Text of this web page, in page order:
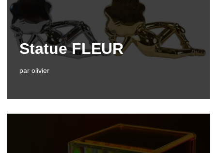
Statue FLEUR
par olivier